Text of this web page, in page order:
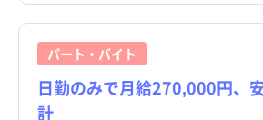
パート・バイト
日勤のみで月給270,000円、
計